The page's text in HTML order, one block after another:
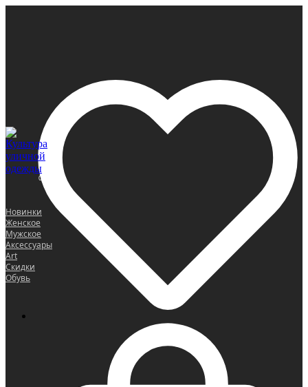
0
Новинки
Женское
Мужское
Аксессуары
Art
Скидки
Обувь